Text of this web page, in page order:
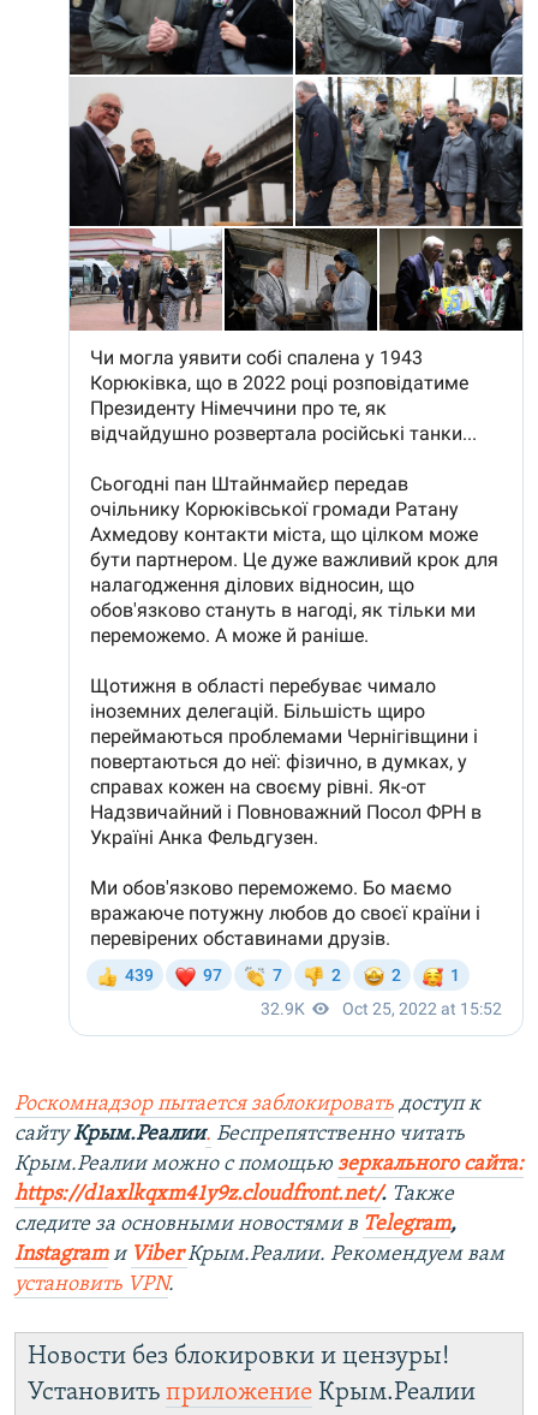
Роскомнадзор пытается заблокировать доступ к
сайтуКрым.Реалии. Беспрепятственно читать
Крым.Реалии можно с помощью зеркального сайта:
https://d1axlkqxm41y9z.cloudfront.net/. ​ Также
следите за основными новостями в Telegram,
Instagram и ViberКрым.Реалии. Рекомендуем вам
установить VPN.
Новости без блокировки и цензуры!
Установить приложение Крым.Реалии